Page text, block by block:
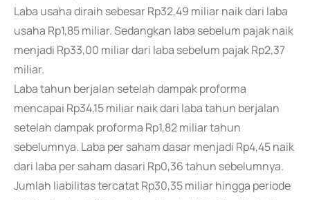
Laba usaha diraih sebesar Rp32,49 miliar naik dari laba
usaha Rp1,85 miliar. Sedangkan laba sebelum pajak naik
menjadi Rp33,00 miliar dari laba sebelum pajak Rp2,37
miliar.
Laba tahun berjalan setelah dampak proforma
mencapai Rp34,15 miliar naik dari laba tahun berjalan
setelah dampak proforma Rp1,82 miliar tahun
sebelumnya. Laba per saham dasar menjadi Rp4,45 naik
dari laba per saham dasari Rp0,36 tahun sebelumnya.
Jumlah liabilitas tercatat Rp30,35 miliar hingga periode